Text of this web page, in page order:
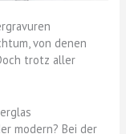
von denen
trotz aller
modern? Bei der